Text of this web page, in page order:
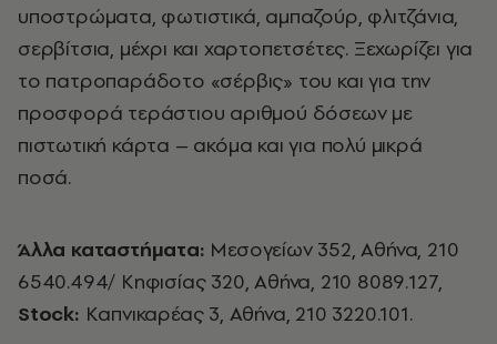
υποστρώματα, φωτιστικά, αμπαζούρ, φλιτζάνια,
σερβίτσια, μέχρι και χαρτοπετσέτες. Ξεχωρίζει για
το πατροπαράδοτο «σέρβις» του και για την
προσφορά τεράστιου αριθμού δόσεων με
πιστωτική κάρτα – ακόμα και για πολύ μικρά
ποσά.
Άλλα καταστήματα: Mεσογείων 352, Aθήνα, 210
6540.494/ Kηφισίας 320, Aθήνα, 210 8089.127,
Stock: Kαπνικαρέας 3, Aθήνα, 210 3220.101.